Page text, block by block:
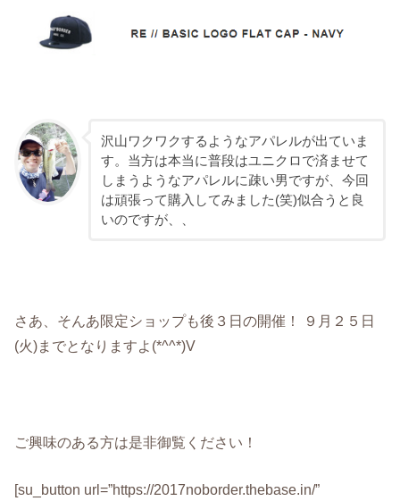
沢山ワクワクするようなアパレルが出ていま
す。当方は本当に普段はユニクロで済ませて
しまうようなアパレルに疎い男ですが、今回
は頑張って購入してみました(笑)似合うと良
いのですが、、
さあ、そんあ限定ショップも後３日の開催！ ９月２５日
(火)までとなりますよ(*^^*)V
ご興味のある方は是非御覧ください！
[su_button url=”https://2017noborder.thebase.in/”